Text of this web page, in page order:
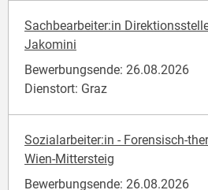
Sachbearbeiter:in
Jakomini
Bewerbungsende: 26.08.2026
Dienstort: Graz
Sozialarbeiter:in - Forensisch-
Wien-Mittersteig
Bewerbungsende: 26.08.2026